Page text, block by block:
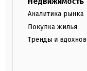
Аналитика рынка
Покупка жилья
Тренды и